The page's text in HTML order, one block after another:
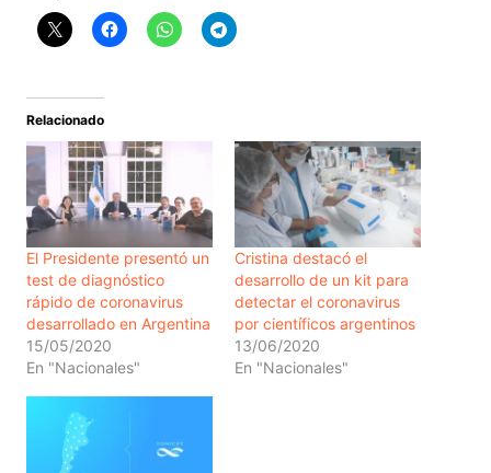
Relacionado
El Presidente presentó un
test de diagnóstico
rápido de coronavirus
desarrollado en Argentina
15/05/2020
En "Nacionales"
Cristina destacó el
desarrollo de un kit para
detectar el coronavirus
por científicos argentinos
13/06/2020
En "Nacionales"